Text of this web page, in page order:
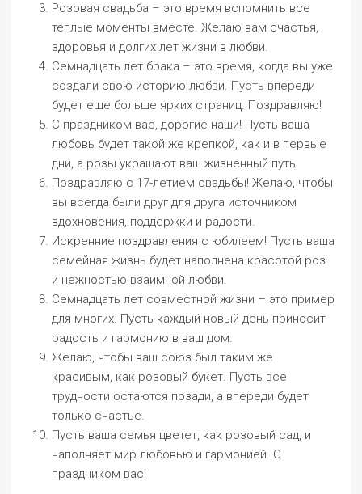
Розовая свадьба – это время вспомнить все
теплые моменты вместе. Желаю вам счастья,
здоровья и долгих лет жизни в любви.
Семнадцать лет брака – это время, когда вы уже
создали свою историю любви. Пусть впереди
будет еще больше ярких страниц. Поздравляю!
С праздником вас, дорогие наши! Пусть ваша
любовь будет такой же крепкой, как и в первые
дни, а розы украшают ваш жизненный путь.
Поздравляю с 17-летием свадьбы! Желаю, чтобы
вы всегда были друг для друга источником
вдохновения, поддержки и радости.
Искренние поздравления с юбилеем! Пусть ваша
семейная жизнь будет наполнена красотой роз
и нежностью взаимной любви.
Семнадцать лет совместной жизни – это пример
для многих. Пусть каждый новый день приносит
радость и гармонию в ваш дом.
Желаю, чтобы ваш союз был таким же
красивым, как розовый букет. Пусть все
трудности остаются позади, а впереди будет
только счастье.
Пусть ваша семья цветет, как розовый сад, и
наполняет мир любовью и гармонией. С
праздником вас!